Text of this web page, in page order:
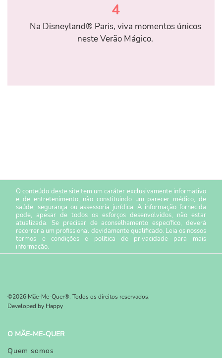
4
Na Disneyland® Paris, viva momentos únicos
neste Verão Mágico.
O conteúdo deste site tem um caráter exclusivamente informativo
e de entretenimento, não constituindo um parecer médico, de
saúde, segurança ou assessoria jurídica. A informação fornecida
pode, apesar de todos os esforços desenvolvidos, não estar
atualizada. Se precisar de aconselhamento específico, deverá
recorrer a um profissional devidamente qualificado. Leia os nossos
termos e condiçõese política de privacidade para mais
informação.
©2026 Mãe-Me-Quer®. Todos os direitos reservados.
Developed by Happy
O MÃE-ME-QUER
Quem somos